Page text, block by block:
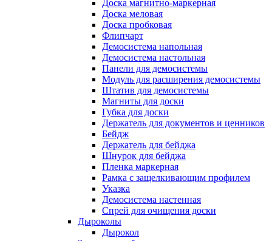
Доска магнитно-маркерная
Доска меловая
Доска пробковая
Флипчарт
Демосистема напольная
Демосистема настольная
Панели для демосистемы
Модуль для расширения демосистемы
Штатив для демосистемы
Магниты для доски
Губка для доски
Держатель для документов и ценников
Бейдж
Держатель для бейджа
Шнурок для бейджа
Пленка маркерная
Рамка с защелкивающим профилем
Указка
Демосистема настенная
Спрей для очищения доски
Дыроколы
Дырокол